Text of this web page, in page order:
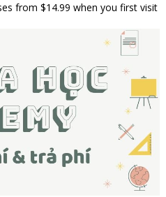
from $14.99 when you first visit